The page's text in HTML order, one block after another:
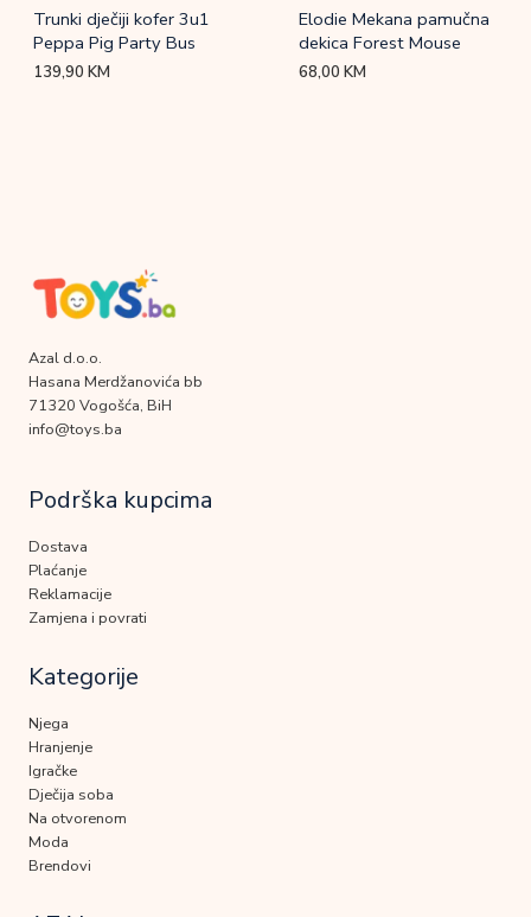
Trunki dječiji kofer 3u1
Peppa Pig Party Bus
139,90KM
Elodie Mekana pamučna
dekica Forest Mouse
68,00KM
Azal d.o.o.
Hasana Merdžanovića bb
71320 Vogošća, BiH
info@toys.ba
Podrška kupcima
Dostava
Plaćanje
Reklamacije
Zamjena i povrati
Kategorije
Njega
Hranjenje
Igračke
Dječija soba
Na otvorenom
Moda
Brendovi